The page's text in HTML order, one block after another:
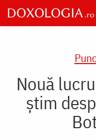
Skip
to
main
Nouă
știm